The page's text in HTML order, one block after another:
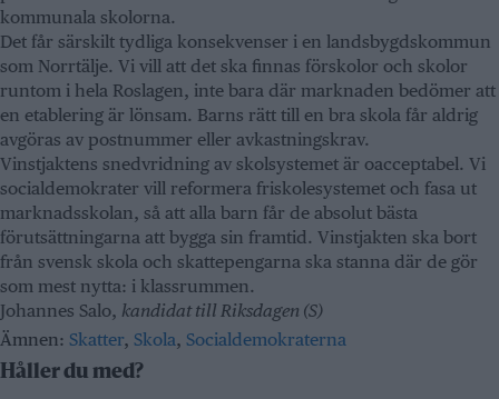
kommunala skolorna.
Det får särskilt tydliga konsekvenser i en landsbygdskommun
som Norrtälje. Vi vill att det ska finnas förskolor och skolor
runtom i hela Roslagen, inte bara där marknaden bedömer att
en etablering är lönsam. Barns rätt till en bra skola får aldrig
avgöras av postnummer eller avkastningskrav.
Vinstjaktens snedvridning av skolsystemet är oacceptabel. Vi
socialdemokrater vill reformera friskolesystemet och fasa ut
marknadsskolan, så att alla barn får de absolut bästa
förutsättningarna att bygga sin framtid. Vinstjakten ska bort
från svensk skola och skattepengarna ska stanna där de gör
som mest nytta: i klassrummen.
Johannes Salo, kandidat till Riksdagen (S)
Ämnen: Skatter, Skola, Socialdemokraterna
Håller du med?